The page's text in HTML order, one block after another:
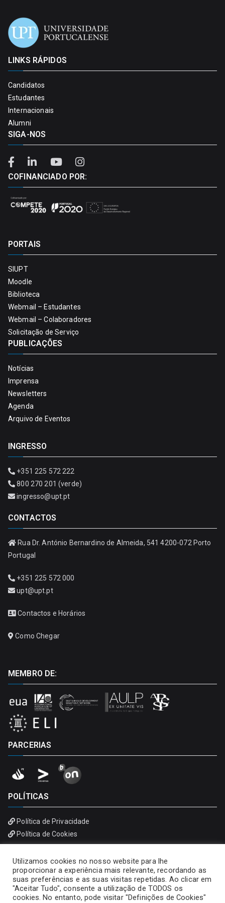
LINKS RÁPIDOS
Candidatos
Estudantes
Internacionais
Alumni
SIGA-NOS
COFINANCIADO POR:
PORTAIS
SIUPT
Moodle
Biblioteca
Webmail – Estudantes
Webmail – Colaboradores
Solicitação de Serviço
PUBLICAÇÕES
Notícias
Imprensa
Newsletters
Agenda
Arquivo de Eventos
INGRESSO
+351 225 572 222
800 270 201 (verde)
ingresso@upt.pt
CONTACTOS
Rua Dr. António Bernardino de Almeida, 541 4200-072 Porto
Portugal
+351 225 572 000
upt@upt.pt
Contactos e Horários
Como Chegar
MEMBRO DE:
PARCERIAS
POLÍTICAS
Política de Privacidade
Política de Cookies
Utilizamos cookies no nosso website para lhe
proporcionar a experiência mais relevante, recordando as
suas preferências e as suas visitas repetidas. Ao clicar em
"Aceitar Tudo", consente a utilização de TODOS os
cookies. No entanto, pode visitar "Definições de Cookies"